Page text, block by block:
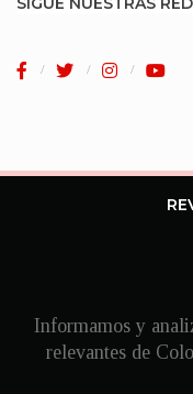
Informamos y
relevantes de